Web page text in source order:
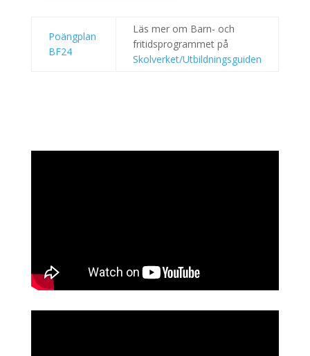
Poängplan
BF24
Läs mer om Barn- och
fritidsprogrammet på
Skolverket/Utbildningsguiden